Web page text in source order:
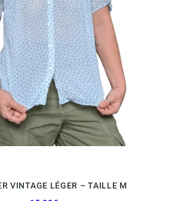
VINTAGE LÉGER – TAILLE M